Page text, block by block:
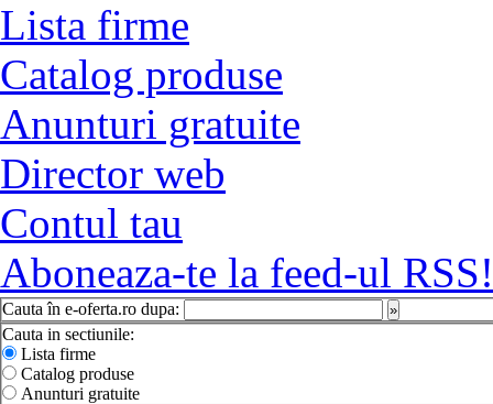
Lista firme
Catalog produse
Anunturi gratuite
Director web
Contul tau
Aboneaza-te la feed-ul RSS!
Cauta în e-oferta.ro dupa: »
Cauta in sectiunile:
Lista firme
Catalog produse
Anunturi gratuite